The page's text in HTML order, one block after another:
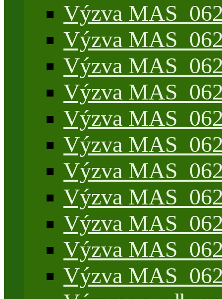
Výzva
Výzva
Výzva
Výzva
Výzva
Výzva
Výzva
Výzva
Výzva
Výzva
Výzva